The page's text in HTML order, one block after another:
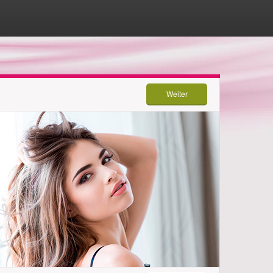
Weiter